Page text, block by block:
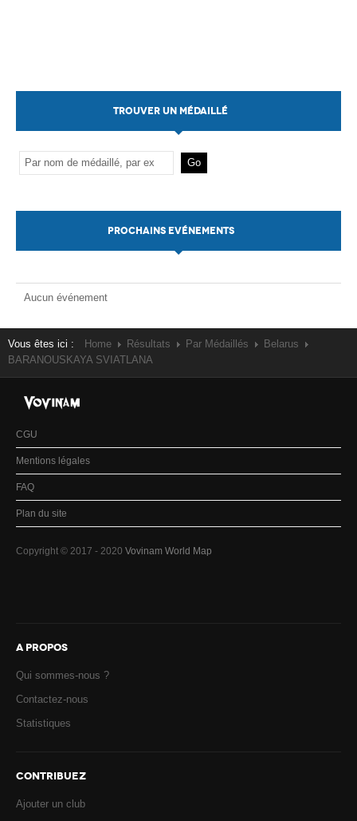
TROUVER UN MÉDAILLÉ
PROCHAINS EVÉNEMENTS
Aucun événement
Vous êtes ici : Home Résultats Par Médaillés
Belarus
BARANOUSKAYA SVIATLANA
CGU
Mentions légales
FAQ
Plan du site
Copyright © 2017 - 2020 Vovinam World Map
A PROPOS
Qui sommes-nous ?
Contactez-nous
Statistiques
CONTRIBUEZ
Ajouter un club